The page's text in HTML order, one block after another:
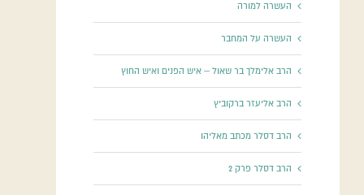
העשרה למורה
העשרה על המחבר
הרב אלימלך בר שאול – איש הפנים ואיש החוץ
הרב אליעזר ברקוביץ
הרב דסלר מכתב מאליהו
הרב דסלר פרק 2